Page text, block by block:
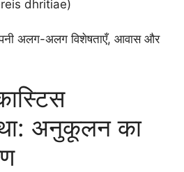
dhritiae)
अलग-अलग विशेषताएँ, आवास और
अनुकूलन का